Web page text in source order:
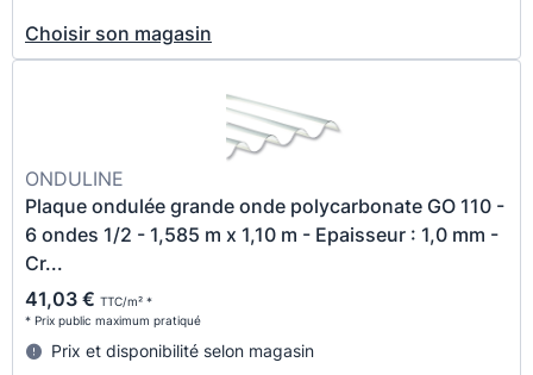
Choisir son magasin
ONDULINE
Plaque ondulée grande onde polycarbonate GO 110 -
6 ondes 1/2 - 1,585 m x 1,10 m - Epaisseur : 1,0 mm -
Cr...
41,03 € TTC/m² *
* Prix public maximum pratiqué
Prix et disponibilité selon magasin